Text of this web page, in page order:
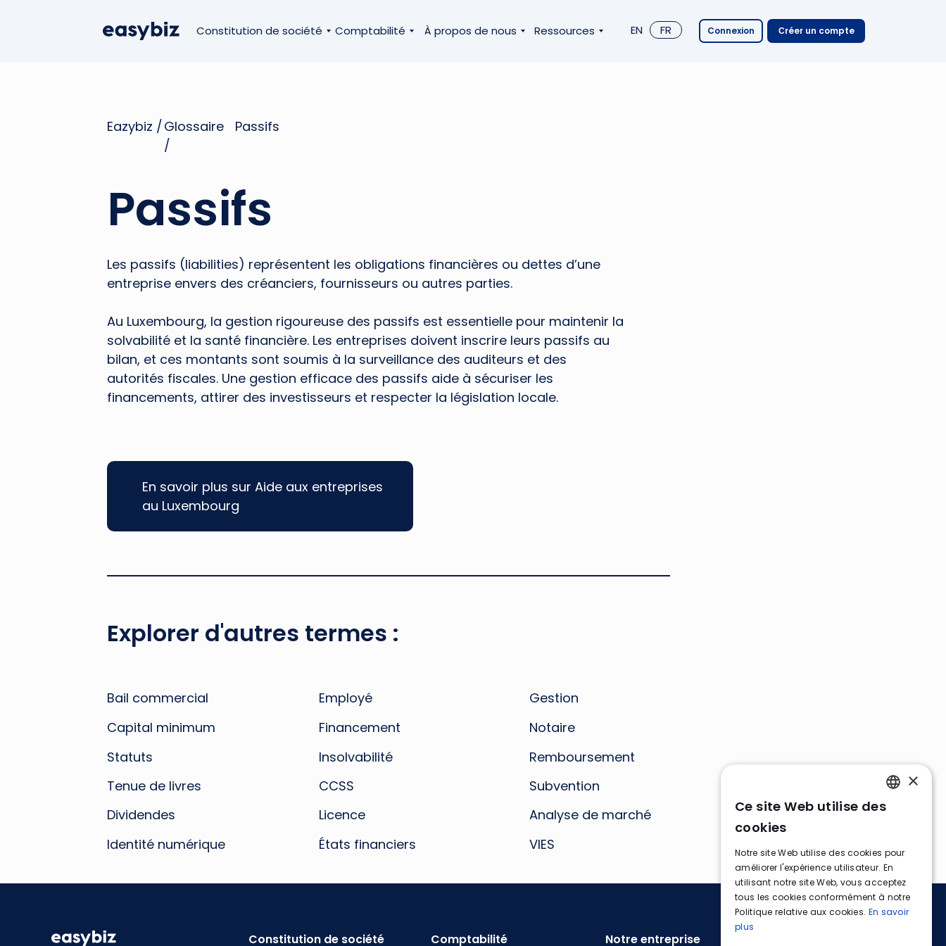
Constitution de société Connexion Сréer un compte
Comptabilité FR
EN
Ressources
À propos de nous
Glossaire
/
Passifs
Eazybiz /
Les passifs (liabilities) représentent les obligations financières ou dettes d’une
entreprise envers des créanciers, fournisseurs ou autres parties.
Au Luxembourg, la gestion rigoureuse des passifs est essentielle pour maintenir la
solvabilité et la santé financière. Les entreprises doivent inscrire leurs passifs au
bilan, et ces montants sont soumis à la surveillance des auditeurs et des
autorités fiscales. Une gestion efficace des passifs aide à sécuriser les
financements, attirer des investisseurs et respecter la législation locale.
Passifs
En savoir plus sur Aide aux entreprises
au Luxembourg
Tenue de livres
Dividendes
Identité numérique
Statuts
Financement
Capital minimum
Bail commercial
Licence
États financiers
CCSS
Insolvabilité
VIES
Analyse de marché
Subvention
Remboursement
Notaire
Gestion
Employé
Explorer d'autres termes :
Constitution de société Notre entreprise
Comptabilité
ENGLISH
GERMAN
×
Ce site Web utilise des
cookies
Notre site Web utilise des cookies pour
améliorer l'expérience utilisateur. En
utilisant notre site Web, vous acceptez
tous les cookies conformément à notre
Politique relative aux cookies. En savoir
plus